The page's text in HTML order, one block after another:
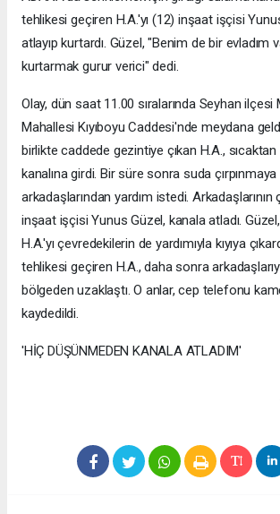
tehlikesi geçiren H.A.'yı (12) inşaat işçisi
atlayıp kurtardı. Güzel, "Benim de bir evladım
kurtarmak gurur verici" dedi.
Olay, dün saat 11.00 sıralarında Seyhan
Mahallesi Kıyıboyu Caddesi'nde meydana
birlikte caddede gezintiye çıkan H.A.,
kanalına girdi. Bir süre sonra suda
arkadaşlarından yardım istedi. Arkadaşlarının
inşaat işçisi Yunus Güzel, kanala atladı.
H.A.'yı çevredekilerin de yardımıyla kıyıya
tehlikesi geçiren H.A., daha sonra
bölgeden uzaklaştı. O anlar, cep telefonu
kaydedildi.
'HİÇ DÜŞÜNMEDEN KANALA ATLADIM'